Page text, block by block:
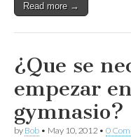
Read more →
¿Que se
empezar
gymnasio?
by Bob • May 10, 2012 • 0